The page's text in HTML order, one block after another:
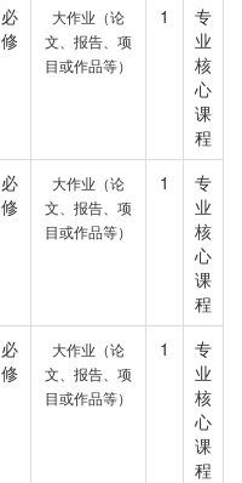
必
修
大作业（论
文、报告、项
目或作品等）
1
专
业
核
心
课
程
必
修
大作业（论
文、报告、项
目或作品等）
1
专
业
核
心
课
程
必
修
大作业（论
文、报告、项
目或作品等）
1
专
业
核
心
课
程